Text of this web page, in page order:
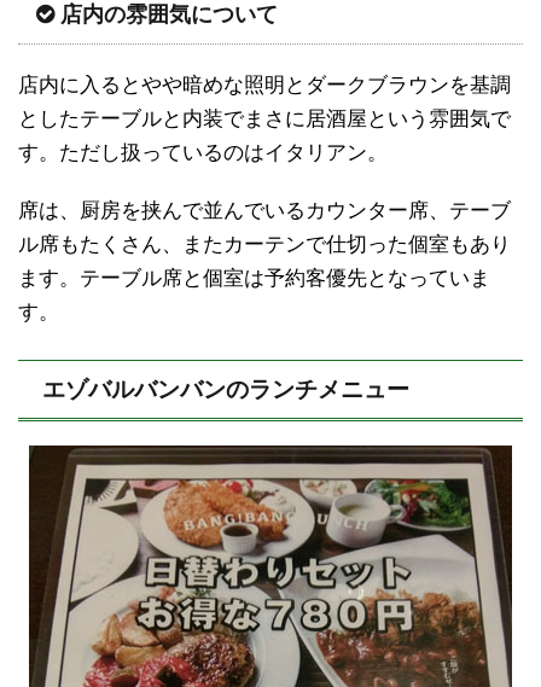
店内の雰囲気について
店内に入るとやや暗めな照明とダークブラウンを基調
としたテーブルと内装でまさに居酒屋という雰囲気で
す。ただし扱っているのはイタリアン。
席は、厨房を挟んで並んでいるカウンター席、テーブ
ル席もたくさん、またカーテンで仕切った個室もあり
ます。テーブル席と個室は予約客優先となっていま
す。
エゾバルバンバンのランチメニュー